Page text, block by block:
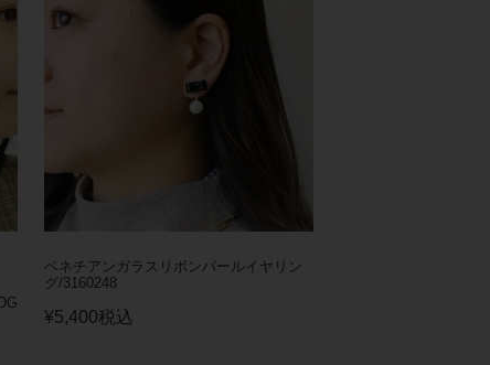
ベネチアンガラスリボンパールイヤリン
グ/3160248
¥5,400税込